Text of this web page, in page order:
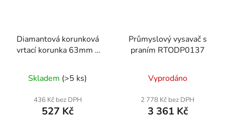
Diamantová korunková
vrtací korunka 63mm x
Skladem (>5 ks)
436 Kč bez DPH
527 Kč
Průmyslový vysavač s
praním RTODP0137
Vyprodáno
2 778 Kč bez DPH
3 361 Kč